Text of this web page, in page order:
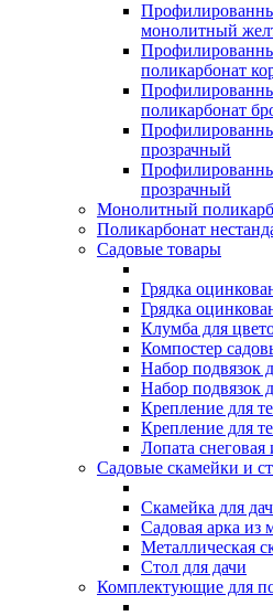
монолитный
поликарбонат
поликарбонат
прозрачный
прозрачный
Монолитный
Поликарбонат
Садовые товары
Грядка
Грядка
Клумба для
Компостер
Набор подвязок
Набор подвязок
Крепление для
Крепление для
Лопата снеговая
Садовые скамейки и
Скамейка для
Садовая арка из
Металлическая
Стол для дачи
Комплектующие для